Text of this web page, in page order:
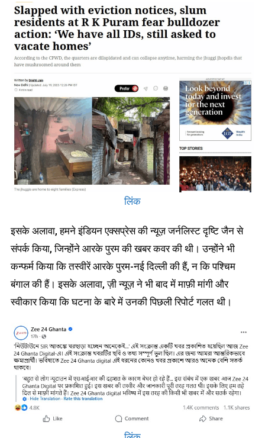
लिंक
इसके अलावा, हमने इंडियन एक्सप्रेस की न्यूज़ जर्नलिस्ट दृष्टि जैन से
संपर्क किया, जिन्होंने आरके पुरम की खबर कवर की थी। उन्होंने भी
कन्फर्म किया कि तस्वीरें आरके पुरम-नई दिल्ली की हैं, न कि पश्चिम
बंगाल की हैं। इसके अलावा, ज़ी न्यूज़ ने भी बाद में माफ़ी मांगी और
स्वीकार किया कि घटना के बारे में उनकी पिछली रिपोर्ट गलत थी।